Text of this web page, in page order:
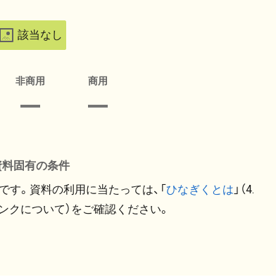
該当なし
非商用 商用
料固有の条件
。資料の利用に当たっては、「ひなぎくとは 」（4.
クについて）をご確認ください。